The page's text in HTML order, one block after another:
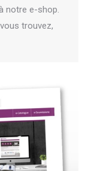
notre e-shop.
trouvez,